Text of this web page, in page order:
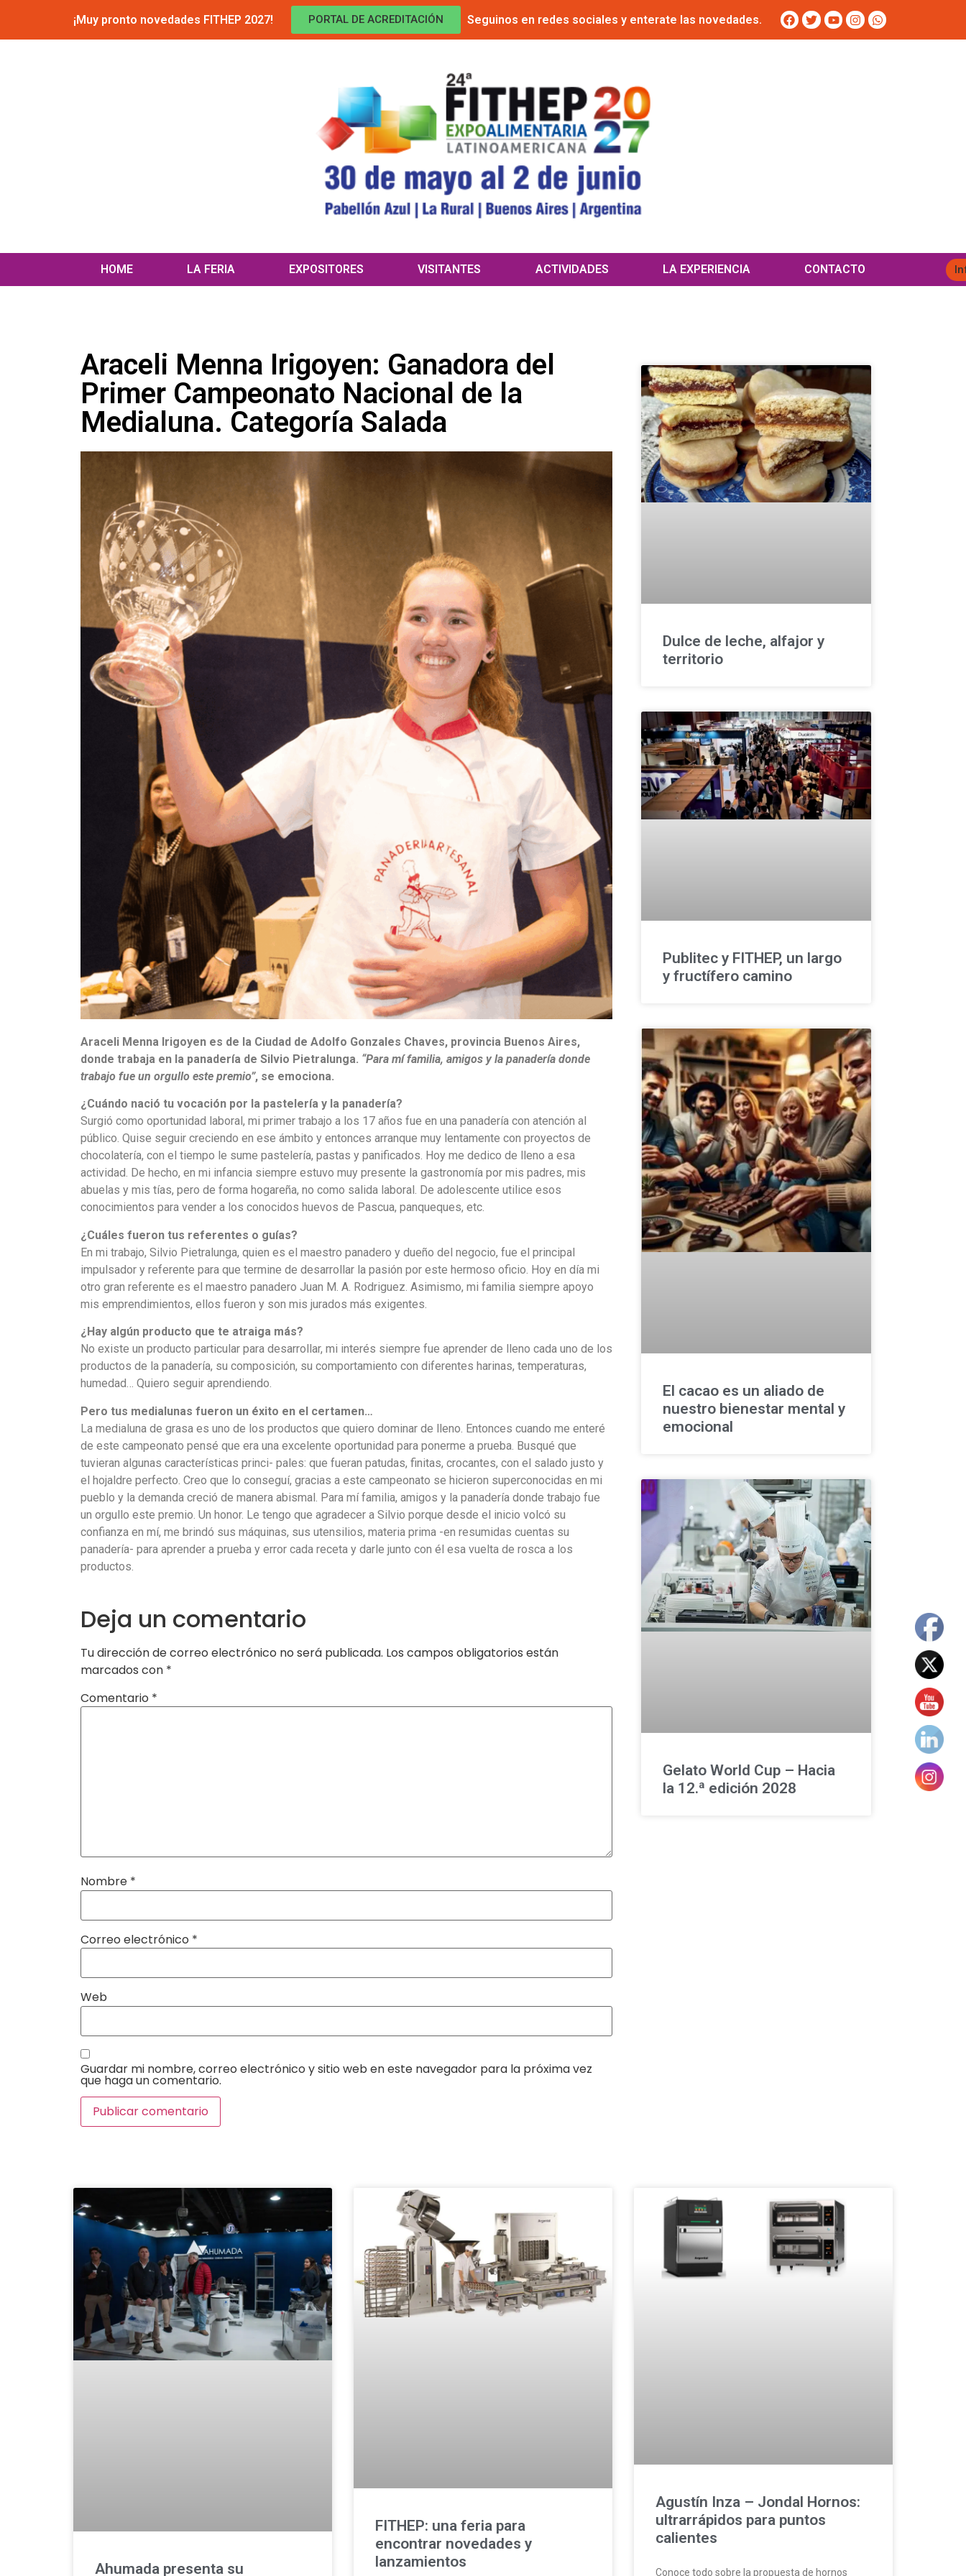
Seguinos en redes sociales y enterate las novedades.
PORTAL DE ACREDITACIÓN
¡Muy pronto novedades FITHEP 2027!
HOME LA FERIA EXPOSITORES VISITANTES ACTIVIDADES LA EXPERIENCIA CONTACTO
Araceli Menna Irigoyen: Ganadora del
Primer Campeonato Nacional de la
Medialuna. Categoría Salada
Araceli Menna Irigoyen es de la Ciudad de Adolfo Gonzales Chaves, provincia Buenos Aires,
donde trabaja en la panadería de Silvio Pietralunga. “Para mí familia, amigos y la panadería donde
trabajo fue un orgullo este premio”, se emociona.
¿Cuándo nació tu vocación por la pastelería y la panadería?
Surgió como oportunidad laboral, mi primer trabajo a los 17 años fue en una panadería con atención al
público. Quise seguir creciendo en ese ámbito y entonces arranque muy lentamente con proyectos de
chocolatería, con el tiempo le sume pastelería, pastas y panificados. Hoy me dedico de lleno a esa
actividad. De hecho, en mi infancia siempre estuvo muy presente la gastronomía por mis padres, mis
abuelas y mis tías, pero de forma hogareña, no como salida laboral. De adolescente utilice esos
conocimientos para vender a los conocidos huevos de Pascua, panqueques, etc.
¿Cuáles fueron tus referentes o guías?
En mi trabajo, Silvio Pietralunga, quien es el maestro panadero y dueño del negocio, fue el principal
impulsador y referente para que termine de desarrollar la pasión por este hermoso oficio. Hoy en día mi
otro gran referente es el maestro panadero Juan M. A. Rodriguez. Asimismo, mi familia siempre apoyo
mis emprendimientos, ellos fueron y son mis jurados más exigentes.
¿Hay algún producto que te atraiga más?
No existe un producto particular para desarrollar, mi interés siempre fue aprender de lleno cada uno de los
productos de la panadería, su composición, su comportamiento con diferentes harinas, temperaturas,
humedad… Quiero seguir aprendiendo.
Pero tus medialunas fueron un éxito en el certamen…
La medialuna de grasa es uno de los productos que quiero dominar de lleno. Entonces cuando me enteré
de este campeonato pensé que era una excelente oportunidad para ponerme a prueba. Busqué que
tuvieran algunas características princi- pales: que fueran patudas, finitas, crocantes, con el salado justo y
el hojaldre perfecto. Creo que lo conseguí, gracias a este campeonato se hicieron superconocidas en mi
pueblo y la demanda creció de manera abismal. Para mí familia, amigos y la panadería donde trabajo fue
un orgullo este premio. Un honor. Le tengo que agradecer a Silvio porque desde el inicio volcó su
confianza en mí, me brindó sus máquinas, sus utensilios, materia prima -en resumidas cuentas su
panadería- para aprender a prueba y error cada receta y darle junto con él esa vuelta de rosca a los
productos.
Deja un comentario
Tu dirección de correo electrónico no será publicada. Los campos obligatorios están
marcados con *
Comentario *
Nombre *
Correo electrónico *
Web
Guardar mi nombre, correo electrónico y sitio web en este navegador para la próxima vez
que haga un comentario.
Dulce de leche, alfajor y
territorio
Publitec y FITHEP, un largo
y fructífero camino
El cacao es un aliado de
nuestro bienestar mental y
emocional
Gelato World Cup – Hacia
la 12.ª edición 2028
Ahumada presenta su
FITHEP: una feria para
encontrar novedades y
lanzamientos
Agustín Inza – Jondal Hornos:
ultrarrápidos para puntos
calientes
Conoce todo sobre la propuesta de hornos